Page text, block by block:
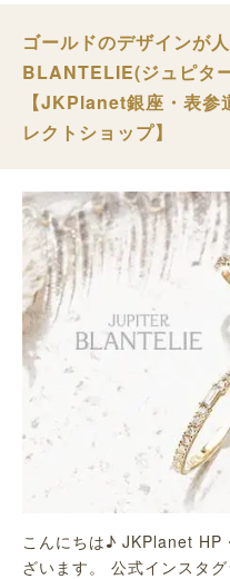
ゴールドのデザインが
BLANTELIE(ジュピタ
【JKPlanet銀座・表参
レクトショップ】
こんにちは♪ JKPlanet HP
ざいます。 公式インスタ